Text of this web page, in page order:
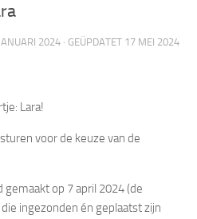
2024 · GEÜPDATET 17 MEI 2024
Lara!
voor de keuze van de
op 7 april 2024 (de
ingezonden én geplaatst zijn